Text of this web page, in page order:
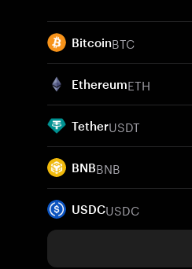
BitcoinBTC
EthereumETH
TetherUSDT
BNBBNB
USDCUSDC